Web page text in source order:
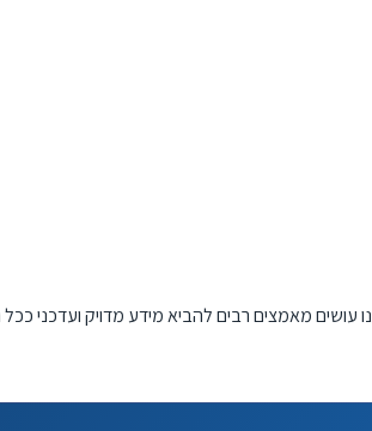
עושים מאמצים רבים להביא מידע מדויק ועדכני